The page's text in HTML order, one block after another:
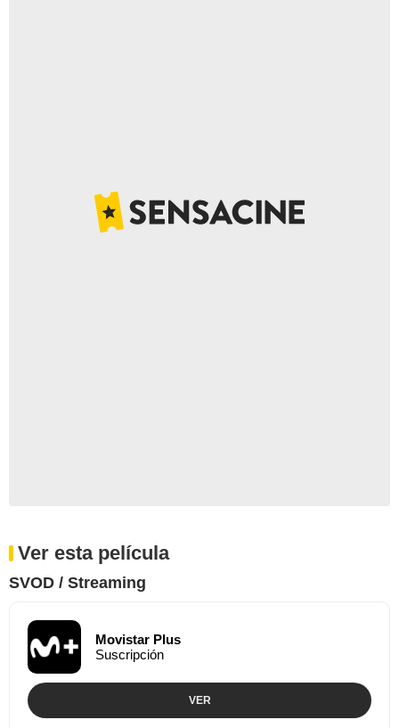
Ver esta película
SVOD / Streaming
Movistar Plus
Suscripción
VER